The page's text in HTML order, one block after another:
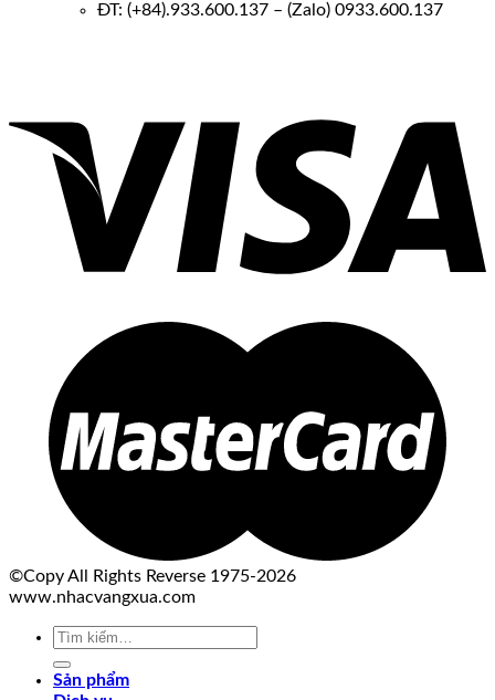
ĐT: (+84).933.600.137 – (Zalo) 0933.600.137
©Copy All Rights Reverse 1975-2026
www.nhacvangxua.com
Tìm
Sản phẩm